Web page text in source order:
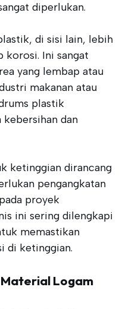
diperlukan.
di sisi lain, lebih
korosi. Ini sangat
yang lembap atau
makanan atau
plastik
kebersihan dan
ketinggian dirancang
pengangkatan
proyek
ini sering dilengkapi
memastikan
di ketinggian.
Logam